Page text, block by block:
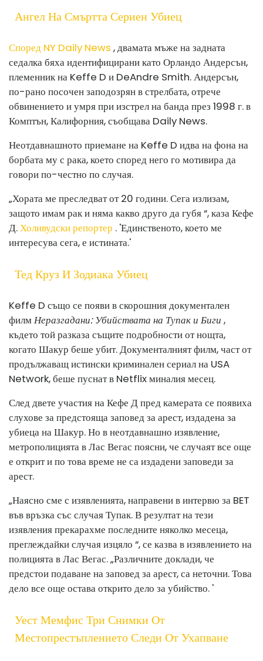
Ангел На Смъртта Сериен Убиец
Според NY Daily News , двамата мъже на задната
седалка бяха идентифицирани като Орландо Андерсън,
племенник на Keffe D и DeAndre Smith. Андерсън,
по-рано посочен заподозрян в стрелбата, отрече
обвинението и умря при изстрел на банда през 1998 г. в
Комптън, Калифорния, съобщава Daily News.
Неотдавнашното приемане на Keffe D идва на фона на
борбата му с рака, което според него го мотивира да
говори по-честно по случая.
„Хората ме преследват от 20 години. Сега излизам,
защото имам рак и няма какво друго да губя “, каза Кефе
Д.Холивудски репортер . 'Единственото, което ме
интересува сега, е истината.'
Тед Круз И Зодиака Убиец
Keffe D също се появи в скорошния документален
филмНеразгадани: Убийствата на Тупак и Биги ,
където той разказа същите подробности от нощта,
когато Шакур беше убит. Документалният филм, част от
продължаващ истински криминален сериал на USA
Network, беше пуснат в Netflix миналия месец.
След двете участия на Кефе Д пред камерата се появиха
слухове за предстояща заповед за арест, издадена за
убиеца на Шакур. Но в неотдавнашно изявление,
метрополицията в Лас Вегас поясни, че случаят все още
е открит и по това време не са издадени заповеди за
арест.
„Наясно сме с изявленията, направени в интервю за BET
във връзка със случая Тупак. В резултат на тези
изявления прекарахме последните няколко месеца,
преглеждайки случая изцяло “, се казва в изявлението на
полицията в Лас Вегас. „Различните доклади, че
предстои подаване на заповед за арест, са неточни. Това
дело все още остава открито дело за убийство. '
Уест Мемфис Три Снимки От
Местопрестъплението Следи От Ухапване